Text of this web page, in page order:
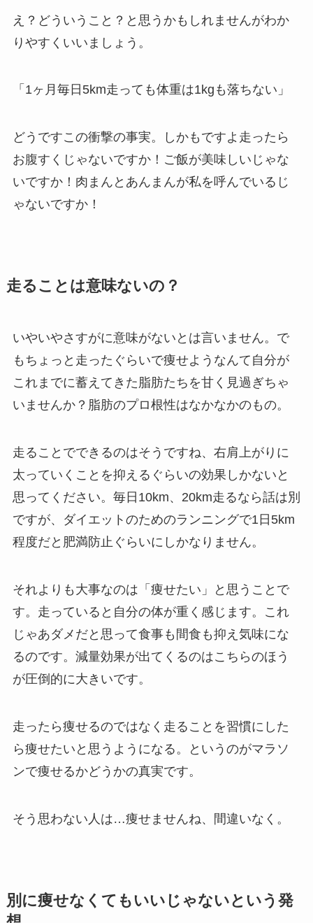
え？どういうこと？と思うかもしれませんがわか
りやすくいいましょう。
「1ヶ月毎日5km走っても体重は1kgも落ちない」
どうですこの衝撃の事実。しかもですよ走ったら
お腹すくじゃないですか！ご飯が美味しいじゃな
いですか！肉まんとあんまんが私を呼んでいるじ
ゃないですか！
走ることは意味ないの？
いやいやさすがに意味がないとは言いません。で
もちょっと走ったぐらいで痩せようなんて自分が
これまでに蓄えてきた脂肪たちを甘く見過ぎちゃ
いませんか？脂肪のプロ根性はなかなかのもの。
走ることでできるのはそうですね、右肩上がりに
太っていくことを抑えるぐらいの効果しかないと
思ってください。毎日10km、20km走るなら話は別
ですが、ダイエットのためのランニングで1日5km
程度だと肥満防止ぐらいにしかなりません。
それよりも大事なのは「痩せたい」と思うことで
す。走っていると自分の体が重く感じます。これ
じゃあダメだと思って食事も間食も抑え気味にな
るのです。減量効果が出てくるのはこちらのほう
が圧倒的に大きいです。
走ったら痩せるのではなく走ることを習慣にした
ら痩せたいと思うようになる。というのがマラソ
ンで痩せるかどうかの真実です。
そう思わない人は…痩せませんね、間違いなく。
別に痩せなくてもいいじゃないという発